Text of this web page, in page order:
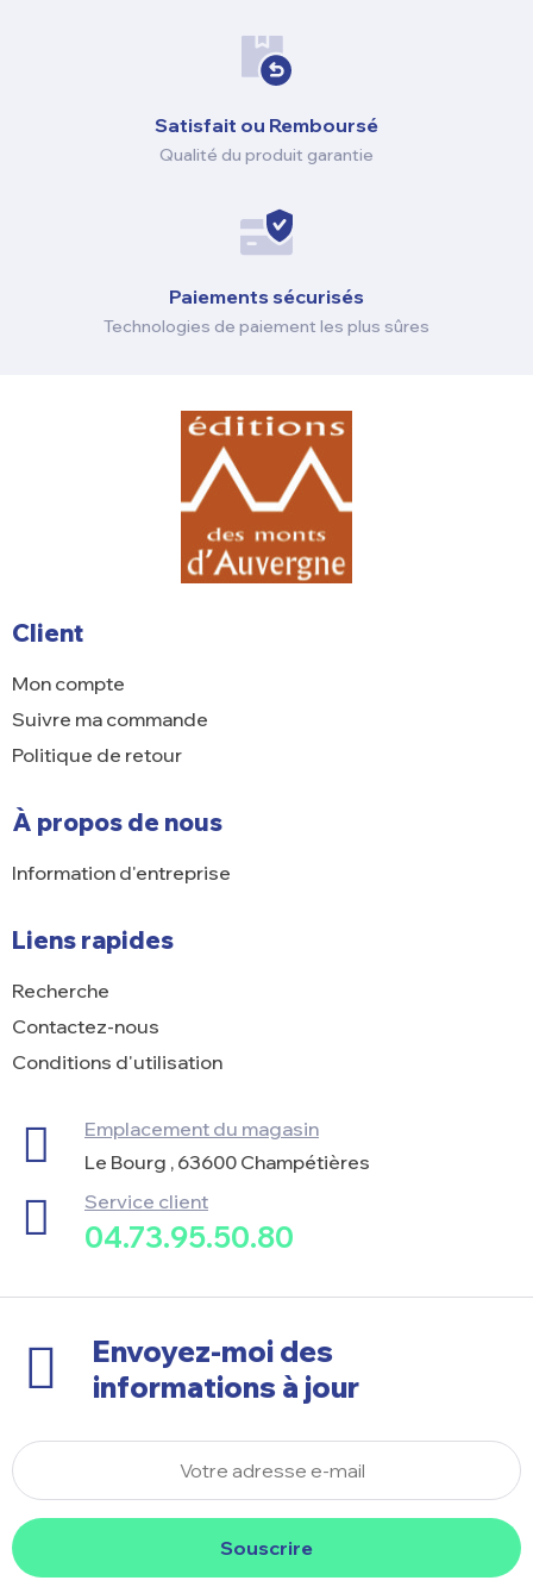
Satisfait ou Remboursé
Qualité du produit garantie
Paiements sécurisés
Technologies de paiement les plus sûres
Client
Mon compte
Suivre ma commande
Politique de retour
À propos de nous
Information d'entreprise
Liens rapides
Recherche
Contactez-nous
Conditions d'utilisation
Emplacement du magasin
Le Bourg , 63600 Champétières
Service client
04.73.95.50.80
Envoyez-moi des
informations à jour
Souscrire